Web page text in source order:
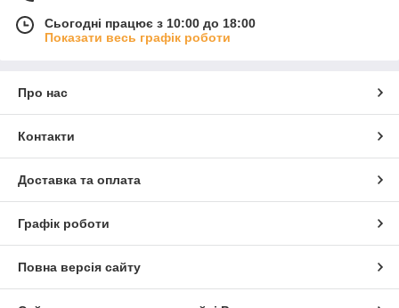
Сьогодні працює з 10:00 до 18:00
Показати весь графік роботи
Про нас
Контакти
Доставка та оплата
Графік роботи
Повна версія сайту